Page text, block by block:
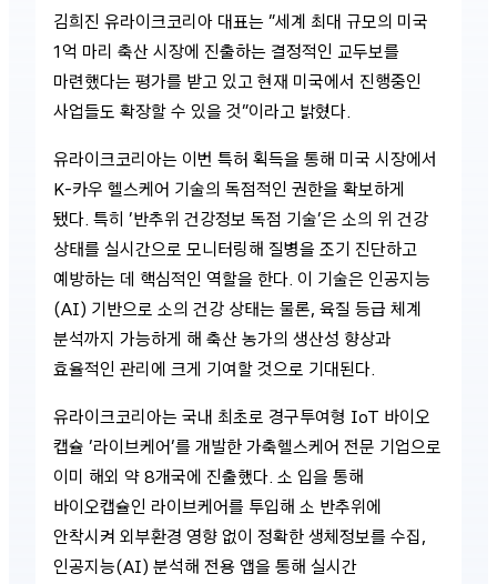
김희진 유라이크코리아 대표는 “세계 최대 규모의 미국
1억 마리 축산 시장에 진출하는 결정적인 교두보를
마련했다는 평가를 받고 있고 현재 미국에서 진행중인
사업들도 확장할 수 있을 것”이라고 밝혔다.
유라이크코리아는 이번 특허 획득을 통해 미국 시장에서
K-카우 헬스케어 기술의 독점적인 권한을 확보하게
됐다. 특히 ‘반추위 건강정보 독점 기술’은 소의 위 건강
상태를 실시간으로 모니터링해 질병을 조기 진단하고
예방하는 데 핵심적인 역할을 한다. 이 기술은 인공지능
(AI) 기반으로 소의 건강 상태는 물론, 육질 등급 체계
분석까지 가능하게 해 축산 농가의 생산성 향상과
효율적인 관리에 크게 기여할 것으로 기대된다.
유라이크코리아는 국내 최초로 경구투여형 IoT 바이오
캡슐 ‘라이브케어’를 개발한 가축헬스케어 전문 기업으로
이미 해외 약 8개국에 진출했다. 소 입을 통해
바이오캡슐인 라이브케어를 투입해 소 반추위에
안착시켜 외부환경 영향 없이 정확한 생체정보를 수집,
인공지능(AI) 분석해 전용 앱을 통해 실시간